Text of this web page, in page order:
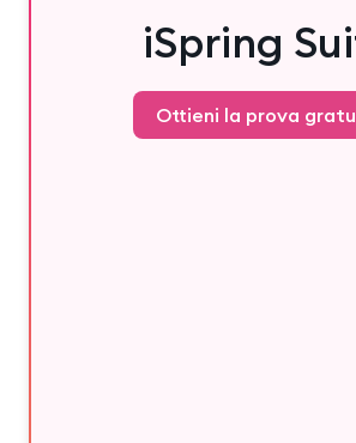
iSpring
Ottieni la prova